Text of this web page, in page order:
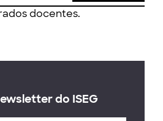
docentes.
do ISEG